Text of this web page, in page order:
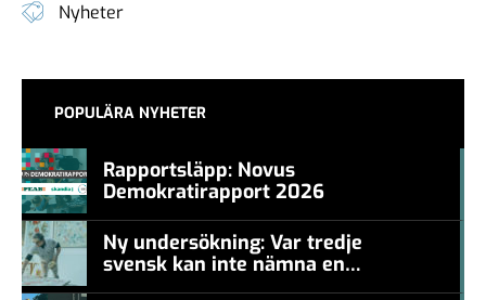
Nyheter
POPULÄRA NYHETER
Rapportsläpp: Novus
Demokratirapport 2026
Ny undersökning: Var tredje
svensk kan inte nämna en
levande konstnär